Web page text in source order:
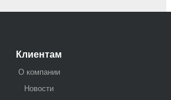
Клиентам
О компании
Новости